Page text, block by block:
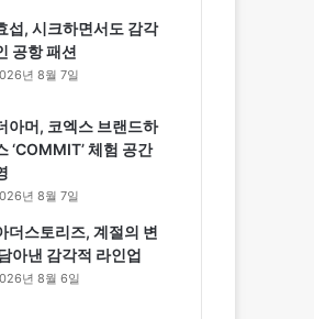
섭, 시크하면서도 감각
공항 패션
년 8월 7일
아머, 코엑스 브랜드하
‘COMMIT’ 체험 공간
년 8월 7일
더스토리즈, 계절의 변
아낸 감각적 라인업
년 8월 6일